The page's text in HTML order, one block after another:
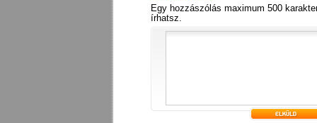
Egy hozzászólás maximum 500
írhatsz.